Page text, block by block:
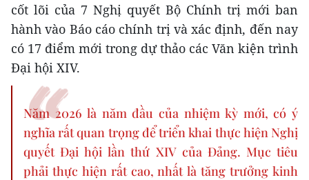
cốt lõi của 7 Nghị quyết Bộ Chính trị mới ban
hành vào Báo cáo chính trị và xác định, đến nay
có 17 điểm mới trong dự thảo các Văn kiện trình
Đại hội XIV.
Năm 2026 là năm đầu của nhiệm kỳ mới, có ý
nghĩa rất quan trọng để triển khai thực hiện Nghị
quyết Đại hội lần thứ XIV của Đảng. Mục tiêu
phải thực hiện rất cao, nhất là tăng trưởng kinh